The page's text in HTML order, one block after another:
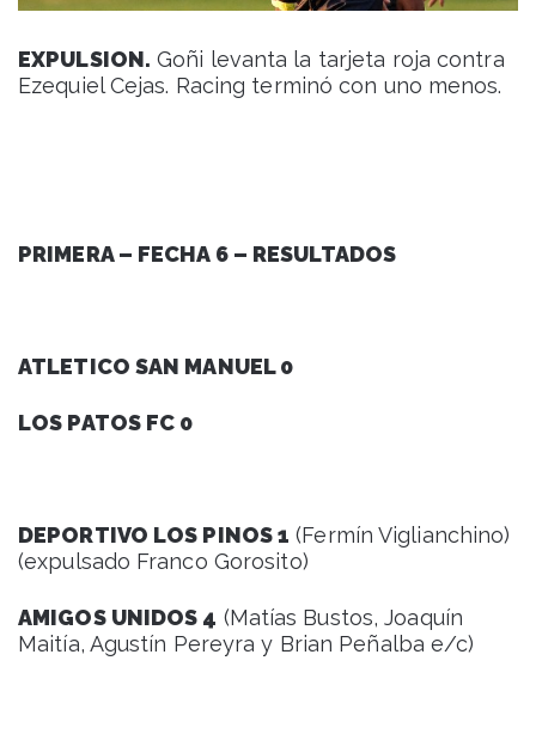
EXPULSION. Goñi levanta la tarjeta roja contra
Ezequiel Cejas. Racing terminó con uno menos.
PRIMERA – FECHA 6 – RESULTADOS
ATLETICO SAN MANUEL 0
LOS PATOS FC 0
DEPORTIVO LOS PINOS 1 (Fermín Viglianchino)
(expulsado Franco Gorosito)
AMIGOS UNIDOS 4 (Matías Bustos, Joaquín
Maitía, Agustín Pereyra y Brian Peñalba e/c)